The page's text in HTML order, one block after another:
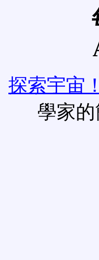
探索宇宙！
學家